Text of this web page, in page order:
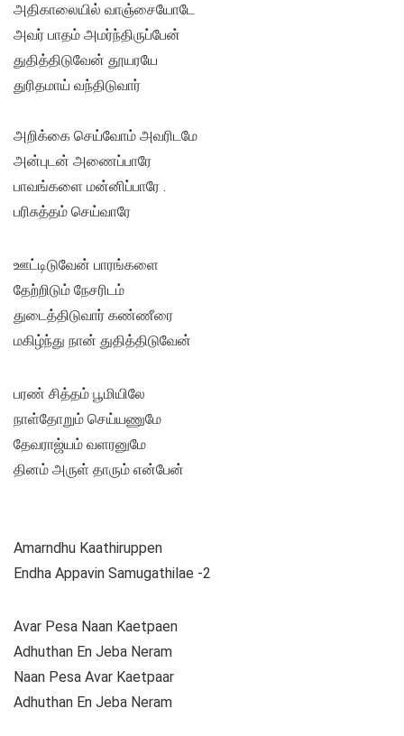
அதிகாலையில் வாஞ்சையோடே
அவர் பாதம் அமர்ந்திருப்பேன்
துதித்திடுவேன் தூயரயே
துரிதமாய் வந்திடுவார்
அறிக்கை செய்வோம் அவரிடமே
அன்புடன் அணைப்பாரே
பாவங்களை மன்னிப்பாரே .
பரிசுத்தம் செய்வாரே
ஊட்டிடுவேன் பாரங்களை
தேற்றிடும் நேசரிடம்
துடைத்திடுவார் கண்ணீரை
மகிழ்ந்து நான் துதித்திடுவேன்
பரண் சித்தம் பூமியிலே
நாள்தோறும் செய்யணுமே
தேவராஜ்யம் வளரனுமே
தினம் அருள் தாரும் என்பேன்
Amarndhu Kaathiruppen
Endha Appavin Samugathilae -2
Avar Pesa Naan Kaetpaen
Adhuthan En Jeba Neram
Naan Pesa Avar Kaetpaar
Adhuthan En Jeba Neram